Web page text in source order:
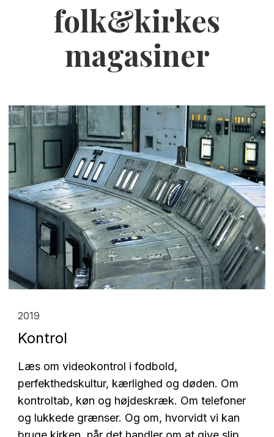
folk&kirkes
magasiner
2019
Kontrol
Læs om videokontrol i fodbold,
perfekthedskultur, kærlighed og døden. Om
kontroltab, køn og højdeskræk. Om telefoner
og lukkede grænser. Og om, hvorvidt vi kan